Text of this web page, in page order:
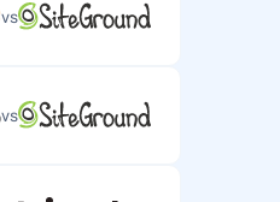
vs
vs